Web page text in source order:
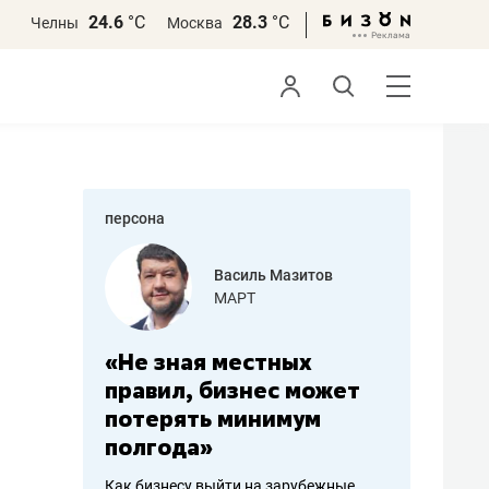
Челны 24.6 °С Москва 28.3 °С
персона
Василь Мазитов
МАРТ
«Не зная местных
правил, бизнес может
потерять минимум
полгода»